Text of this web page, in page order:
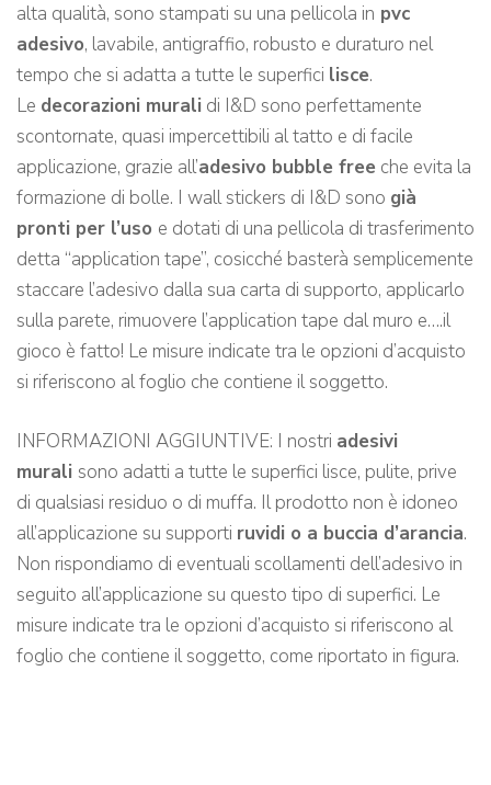
alta qualità, sono stampati su una pellicola in pvc
adesivo, lavabile, antigraffio, robusto e duraturo nel
tempo che si adatta a tutte le superfici lisce.
Le decorazioni murali di I&D sono perfettamente
scontornate, quasi impercettibili al tatto e di facile
applicazione, grazie all’adesivo bubble free che evita la
formazione di bolle. I wall stickers di I&D sono già
pronti per l’uso e dotati di una pellicola di trasferimento
detta “application tape”, cosicché basterà semplicemente
staccare l’adesivo dalla sua carta di supporto, applicarlo
sulla parete, rimuovere l’application tape dal muro e….il
gioco è fatto! Le misure indicate tra le opzioni d’acquisto
si riferiscono al foglio che contiene il soggetto.
INFORMAZIONI AGGIUNTIVE: I nostri adesivi
murali sono adatti a tutte le superfici lisce, pulite, prive
di qualsiasi residuo o di muffa. Il prodotto non è idoneo
all’applicazione su supporti ruvidi o a buccia d’arancia.
Non rispondiamo di eventuali scollamenti dell’adesivo in
seguito all’applicazione su questo tipo di superfici. Le
misure indicate tra le opzioni d’acquisto si riferiscono al
foglio che contiene il soggetto, come riportato in figura.